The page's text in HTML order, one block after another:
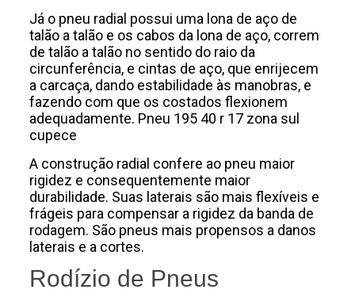
Já o pneu radial possui uma lona de aço de
talão a talão e os cabos da lona de aço, correm
de talão a talão no sentido do raio da
circunferência, e cintas de aço, que enrijecem
a carcaça, dando estabilidade às manobras, e
fazendo com que os costados flexionem
adequadamente. Pneu 195 40 r 17 zona sul
cupece
A construção radial confere ao pneu maior
rigidez e consequentemente maior
durabilidade. Suas laterais são mais flexíveis e
frágeis para compensar a rigidez da banda de
rodagem. São pneus mais propensos a danos
laterais e a cortes.
Rodízio de Pneus